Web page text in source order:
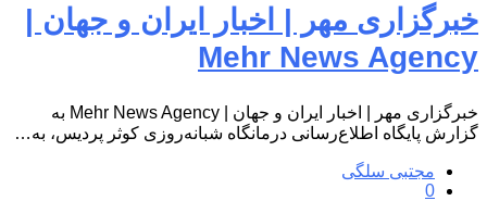
خبرگزاری مهر | اخبار ایران و جهان |
Mehr News Agency
خبرگزاری مهر | اخبار ایران و جهان | Mehr News Agency به
گزارش پایگاه اطلاع‌رسانی درمانگاه شبانه‌روزی کوثر پردیس، به…
مجتبی سلگی
0